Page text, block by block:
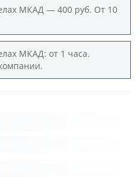
МКАД — 400 руб. От 10
МКАД: от 1 часа.